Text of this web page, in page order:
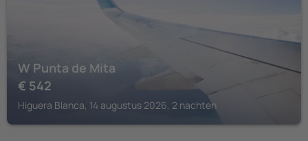
W Punta de Mita
€ 542
Higuera Blanca, 14 augustus 2026, 2 nachten